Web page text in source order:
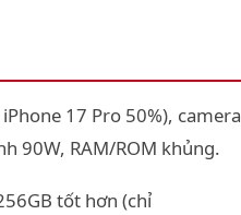
17 Pro 50%), camera
90W, RAM/ROM khủng.
tốt hơn (chỉ